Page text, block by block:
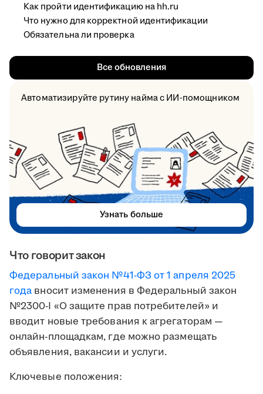
Что говорит закон
Федеральный закон №41-ФЗ от 1 апреля 2025
года вносит изменения в Федеральный закон
№2300-I «О защите прав потребителей» и
вводит новые требования к агрегаторам —
онлайн-площадкам, где можно размещать
объявления, вакансии и услуги.
Ключевые положения:
Как пройти идентификацию на hh.ru
Что нужно для корректной идентификации
Обязательна ли проверка
Все обновления
Автоматизируйте рутину найма с ИИ-помощником
Узнать больше